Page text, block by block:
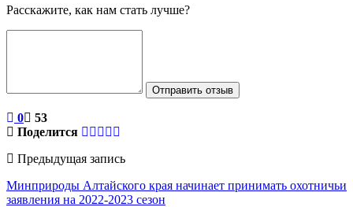
Расскажите, как нам стать лучше?
Отправить отзыв
0
53
Поделится
Предыдущая запись
Минприроды Алтайского края начинает принимать охотничьи
заявления на 2022-2023 сезон